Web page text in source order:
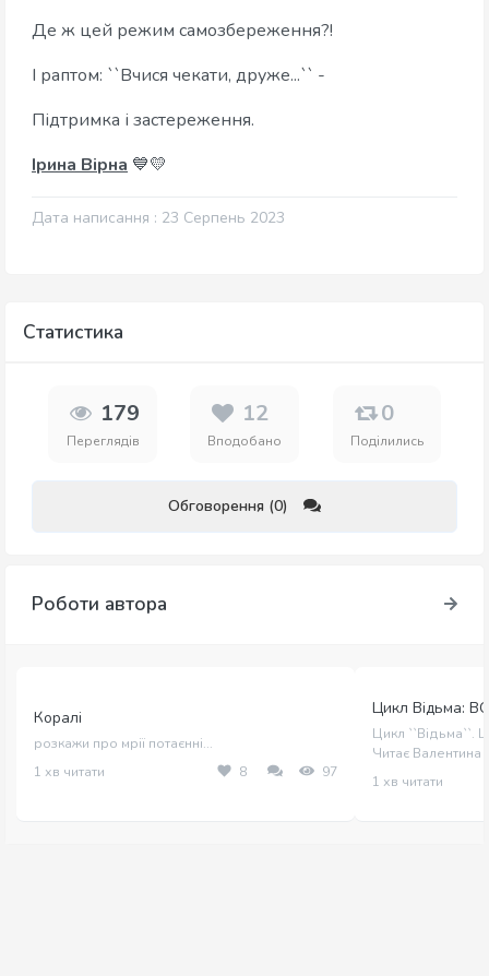
Де ж цей режим самозбереження?!
І раптом: ``Вчися чекати, друже...`` -
Підтримка і застереження.
Ірина Вірна 💙💛
Дата написання : 23 Серпень 2023
Статистика
179
Переглядів
12
Вподобано
0
Поділились
Обговорення (0)
Роботи автора
Коралі
розкажи про мрії потаєнні...
1 хв читати
8 97
Цикл Відьма:
Цикл ``Відьма``.
Читає
1 хв читати